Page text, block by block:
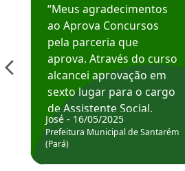
“Meus agradecimentos
ao Aprova Concursos
pela parceria que
aprova. Através do curso
alcancei aprovação em
sexto lugar para o cargo
de Assistente Social.
Hoje estou atuando na
Prefeitura de Santarém.
José - 16/05/2025
Prefeitura Municipal de Santarém
(Pará)